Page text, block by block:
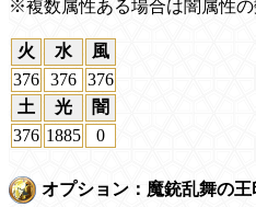
※複数属性ある場合は闇属性の
火 水
風
376 376 376
土
光
闇
376 1885 0
オプション：魔銃乱舞の王